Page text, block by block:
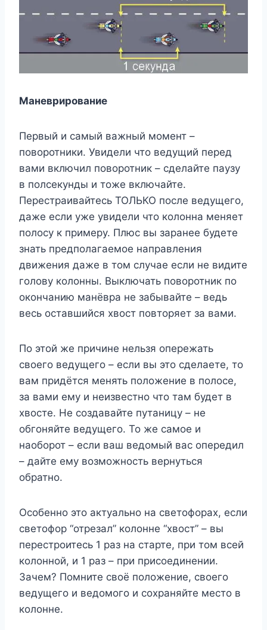
Маневрирование
Первый и самый важный момент –
поворотники. Увидели что ведущий перед
вами включил поворотник – сделайте паузу
в полсекунды и тоже включайте.
Перестраивайтесь ТОЛЬКО после ведущего,
даже если уже увидели что колонна меняет
полосу к примеру. Плюс вы заранее будете
знать предполагаемое направления
движения даже в том случае если не видите
голову колонны. Выключать поворотник по
окончанию манёвра не забывайте – ведь
весь оставшийся хвост повторяет за вами.
По этой же причине нельзя опережать
своего ведущего – если вы это сделаете, то
вам придётся менять положение в полосе,
за вами ему и неизвестно что там будет в
хвосте. Не создавайте путаницу – не
обгоняйте ведущего. То же самое и
наоборот – если ваш ведомый вас опередил
– дайте ему возможность вернуться
обратно.
Особенно это актуально на светофорах, если
светофор “отрезал” колонне “хвост” – вы
перестроитесь 1 раз на старте, при том всей
колонной, и 1 раз – при присоединении.
Зачем? Помните своё положение, своего
ведущего и ведомого и сохраняйте место в
колонне.